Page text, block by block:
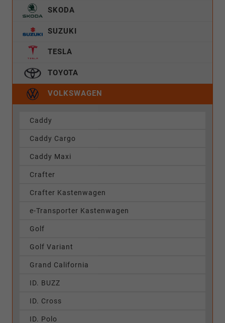
SKODA
SUZUKI
TESLA
TOYOTA
VOLKSWAGEN
Caddy
Caddy Cargo
Caddy Maxi
Crafter
Crafter Kastenwagen
e-Transporter Kastenwagen
Golf
Golf Variant
Grand California
ID. BUZZ
ID. Cross
ID. Polo